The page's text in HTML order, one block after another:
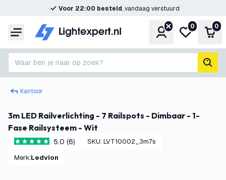
Voor 22:00 besteld, vandaag verstuurd
Menu Account
Mijn
0 0
Waar ben je naar op zoek?
Kantoor
3m LED Railverlichting - 7 Railspots - Dimbaar - 1-
Fase Railsysteem - Wit
5 score sterren5.0 (6) SKU: LVT10002_3m7s
Merk: Ledvion